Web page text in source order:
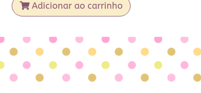
Adicionar ao carrinho